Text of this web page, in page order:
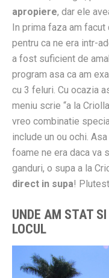
apropiere, dar ele
In prima faza am
pentru ca ne era intr-
a fost suficient de
program asa ca am
cu 3 feluri. Cu ocazia
meniu scrie “a la
vreo combinatie
include un ou ochi.
foame ne era daca va
ganduri, o supa a la
direct in supa!
UNDE AM STAT
LOCUL